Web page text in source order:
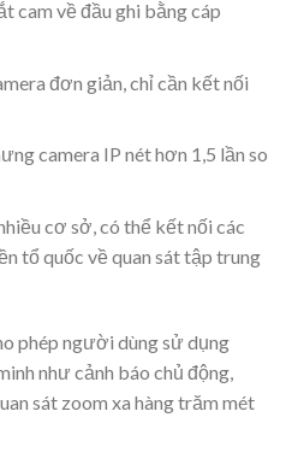
cam về đầu ghi bằng cáp
đơn giản, chỉ cần kết nối
camera IP nét hơn 1,5 lần so
cơ sở, có thể kết nối các
tổ quốc về quan sát tập trung
phép người dùng sử dụng
như cảnh báo chủ động,
sát zoom xa hàng trăm mét